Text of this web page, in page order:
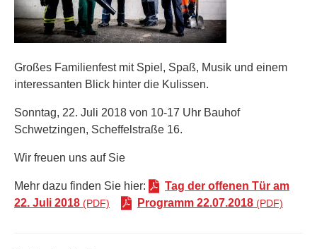
Großes Familienfest mit Spiel, Spaß, Musik und einem
interessanten Blick hinter die Kulissen.
Sonntag, 22. Juli 2018 von 10-17 Uhr Bauhof
Schwetzingen, Scheffelstraße 16.
Wir freuen uns auf Sie
Mehr dazu finden Sie hier:
Tag der offenen Tür am
22. Juli 2018
Programm 22.07.2018